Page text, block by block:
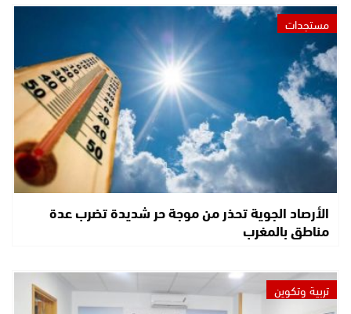
مستجدات
الأرصاد الجوية تحذر من موجة حر شديدة تضرب عدة
مناطق بالمغرب
تربية وتكوين